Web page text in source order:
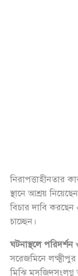
নিরাপত্তাহীনতার
স্থানে আশ্রয়
বিচার দাবি করছেন
চাচ্ছেন।
ঘটনাস্থলে পরিদর্শন
সরেজমিনে
মিঝি মসজিদসংলগ্ন